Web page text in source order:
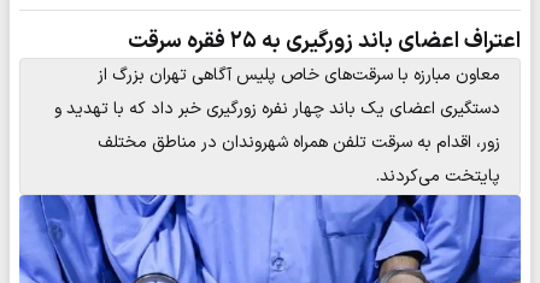
اعتراف اعضای باند زورگیری به ۲۵ فقره سرقت
معاون مبارزه با سرقت‌های خاص پلیس آگاهی تهران بزرگ از
دستگیری اعضای یک باند چهار نفره زورگیری خبر داد که با تهدید و
زور، اقدام به سرقت تلفن همراه شهروندان در مناطق مختلف
پایتخت می‌کردند.